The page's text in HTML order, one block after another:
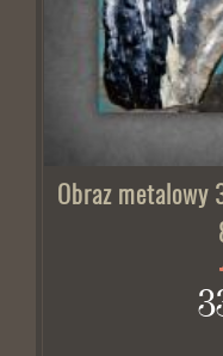
Obraz metalowy